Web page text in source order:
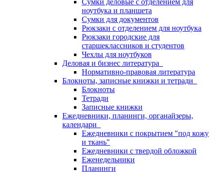
Сумки деловые с отделением для
ноутбука и планшета
Сумки для документов
Рюкзаки с отделением для ноутбука
Рюкзаки городские для
старшеклассников и студентов
Чехлы для ноутбуков
Деловая и бизнес литература
Нормативно-правовая литература
Блокноты, записные книжки и тетради
Блокноты
Тетради
Записные книжки
Ежедневники, планинги, органайзеры,
календари
Ежедневники с покрытием "под кожу
и ткань"
Ежедневники с твердой обложкой
Еженедельники
Планинги